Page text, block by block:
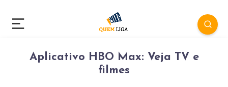
Aplicativo HBO Max: Veja TV e
filmes